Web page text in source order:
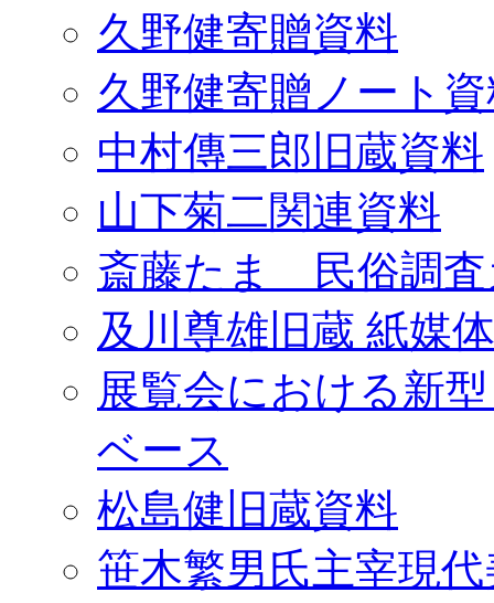
久野健寄贈資料
久野健寄贈ノート
中村傳三郎旧蔵資料
山下菊二関連資料
斎藤たま 民俗調査
及川尊雄旧蔵 紙媒
展覧会における新
ベース
松島健旧蔵資料
笹木繁男氏主宰現